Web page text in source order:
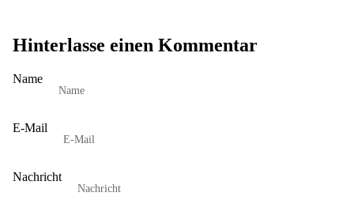
Hinterlasse einen Kommentar
Name
E-Mail
Nachricht